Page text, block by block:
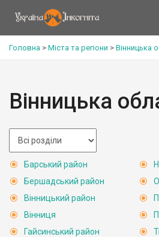
Головна > Міста та регіони > Вінницька
Вінницька
Барський район
Бершадський район
Вінницький район
Вінниця
Гайсинський район